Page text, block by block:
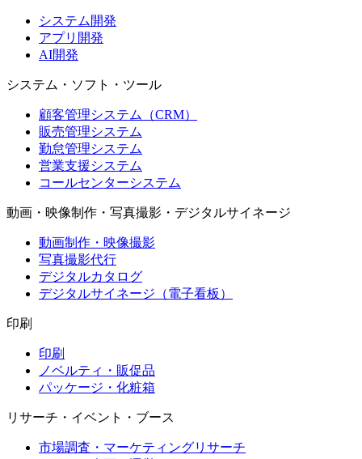
システム開発
アプリ開発
AI開発
システム・ソフト・ツール
顧客管理システム（CRM）
販売管理システム
勤怠管理システム
営業支援システム
コールセンターシステム
動画・映像制作・写真撮影・デジタルサイネージ
動画制作・映像撮影
写真撮影代行
デジタルカタログ
デジタルサイネージ（電子看板）
印刷
印刷
ノベルティ・販促品
パッケージ・化粧箱
リサーチ・イベント・ブース
市場調査・マーケティングリサーチ